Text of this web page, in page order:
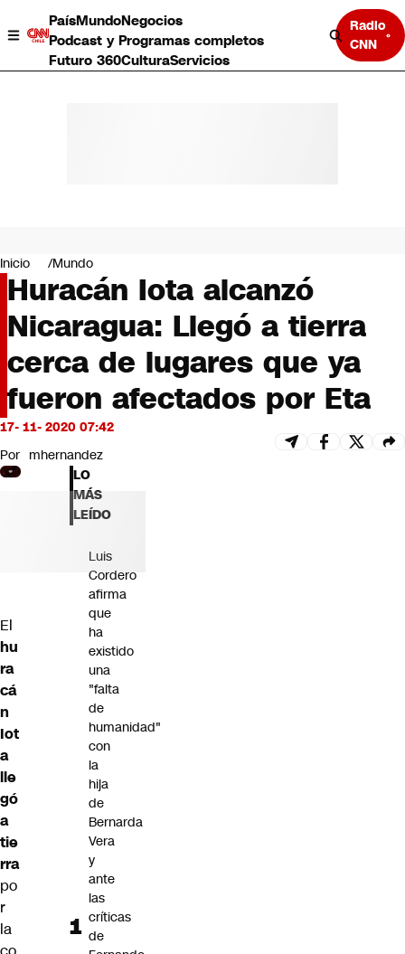
PaísMundoNegocios
Podcast y Programas completos
Futuro 360CulturaServicios
Radio
CNN
Negocios
Deportes
Programas completos
Cultura
Servicios
Bits
CNN tiempo
Futuro 360
Inicio Mundo
Huracán Iota alcanzó
Nicaragua: Llegó a tierra
cerca de lugares que ya
fueron afectados por Eta
17- 11- 2020 07:42
Por mhernandez
El
hu
ra
cá
n
Iot
a
lle
gó
a
tie
rra
po
r
la
LO
MÁS
LEÍDO
Luis
Cordero
afirma
que
ha
existido
una
"falta
de
humanidad"
con
la
hija
de
Bernarda
Vera
y
ante
las
críticas
de